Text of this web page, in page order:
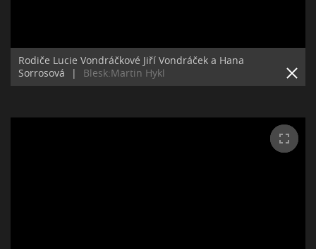
Rodiče Lucie Vondráčkové Jiří Vondráček a Hana
Sorrosová
| Blesk:Martin Hykl